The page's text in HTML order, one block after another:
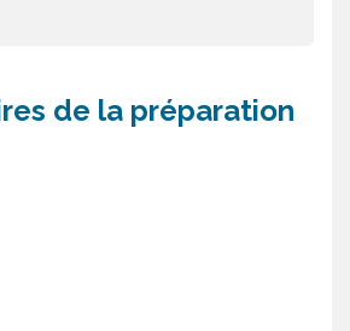
de la préparation